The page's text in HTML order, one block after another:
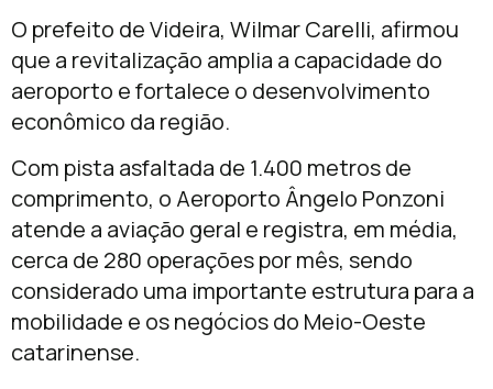
O prefeito de Videira, Wilmar Carelli, afirmou
que a revitalização amplia a capacidade do
aeroporto e fortalece o desenvolvimento
econômico da região.
Com pista asfaltada de 1.400 metros de
comprimento, o Aeroporto Ângelo Ponzoni
atende a aviação geral e registra, em média,
cerca de 280 operações por mês, sendo
considerado uma importante estrutura para a
mobilidade e os negócios do Meio-Oeste
catarinense.